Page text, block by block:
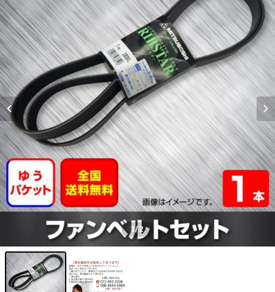
1/2